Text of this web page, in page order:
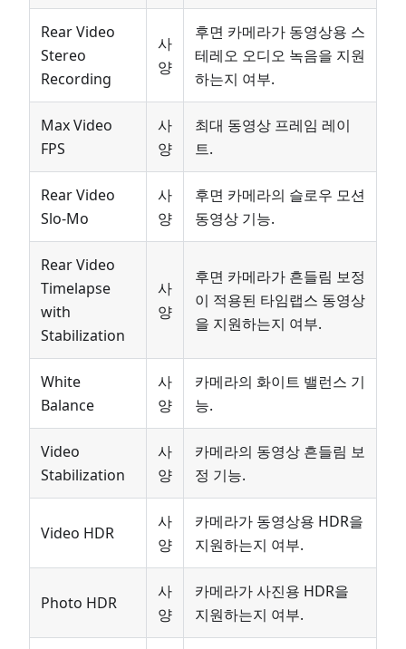
Rear Video
Stereo
Recording
사
양
후면 카메라가 동영상용 스
테레오 오디오 녹음을 지원
하는지 여부.
Max Video
FPS
사
양
최대 동영상 프레임 레이
트.
Rear Video
Slo-Mo
사
양
후면 카메라의 슬로우 모션
동영상 기능.
Rear Video
Timelapse
with
Stabilization
사
양
후면 카메라가 흔들림 보정
이 적용된 타임랩스 동영상
을 지원하는지 여부.
White
Balance
사
양
카메라의 화이트 밸런스 기
능.
Video
Stabilization
사
양
카메라의 동영상 흔들림 보
정 기능.
Video HDR
사
양
카메라가 동영상용 HDR을
지원하는지 여부.
Photo HDR
사
양
카메라가 사진용 HDR을
지원하는지 여부.